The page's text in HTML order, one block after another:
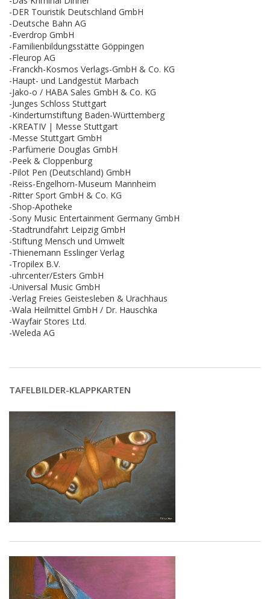
-DER Touristik Deutschland GmbH
-Deutsche Bahn AG
-Everdrop GmbH
-Familienbildungsstätte Göppingen
-Fleurop AG
-Franckh-Kosmos Verlags-GmbH & Co. KG
-Haupt- und Landgestüt Marbach
-Jako-o / HABA Sales GmbH & Co. KG
-Junges Schloss Stuttgart
-Kinderturnstiftung Baden-Württemberg
-KREATIV | Messe Stuttgart
-Messe Stuttgart GmbH
-Parfümerie Douglas GmbH
-Peek & Cloppenburg
-Pilot Pen (Deutschland) GmbH
-Reiss-Engelhorn-Museum Mannheim
-Ritter Sport GmbH & Co. KG
-Shop-Apotheke
-Sony Music Entertainment Germany GmbH
-Stadtrundfahrt Leipzig GmbH
-Stiftung Mensch und Umwelt
-Thienemann Esslinger Verlag
-Tropilex B.V.
-uhrcenter/Esters GmbH
-Universal Music GmbH
-Verlag Freies Geistesleben & Urachhaus
-Wala Heilmittel GmbH / Dr. Hauschka
-Wayfair Stores Ltd.
-Weleda AG
TAFELBILDER-KLAPPKARTEN